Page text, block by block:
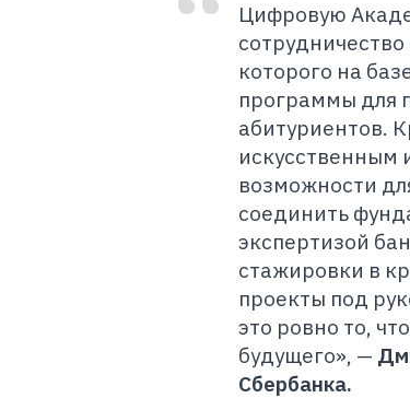
Цифровую
которого на
программы для
абитуриентов.
искусственным
возможности
соединить
экспертизой
стажировки в
проекты под
это ровно то,
будущего», —
Сбербанка.